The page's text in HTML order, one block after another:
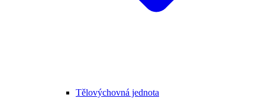
Tělovýchovná jednota